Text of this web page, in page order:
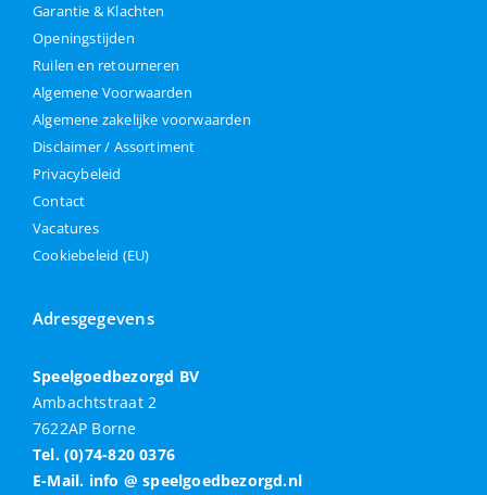
Garantie & Klachten
Openingstijden
Ruilen en retourneren
Algemene Voorwaarden
Algemene zakelijke voorwaarden
Disclaimer / Assortiment
Privacybeleid
Contact
Vacatures
Cookiebeleid (EU)
Adresgegevens
Speelgoedbezorgd BV
Ambachtstraat 2
7622AP Borne
Tel. (0)74-820 0376
E-Mail. info @ speelgoedbezorgd.nl